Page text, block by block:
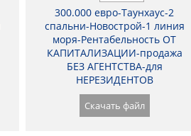
300.000 евро-Таунхаус-2
спальни-Новострой-1 линия
моря-Рентабельность ОТ
КАПИТАЛИЗАЦИИ-продажа
БЕЗ АГЕНТСТВА-для
НЕРЕЗИДЕНТОВ
Скачать файл